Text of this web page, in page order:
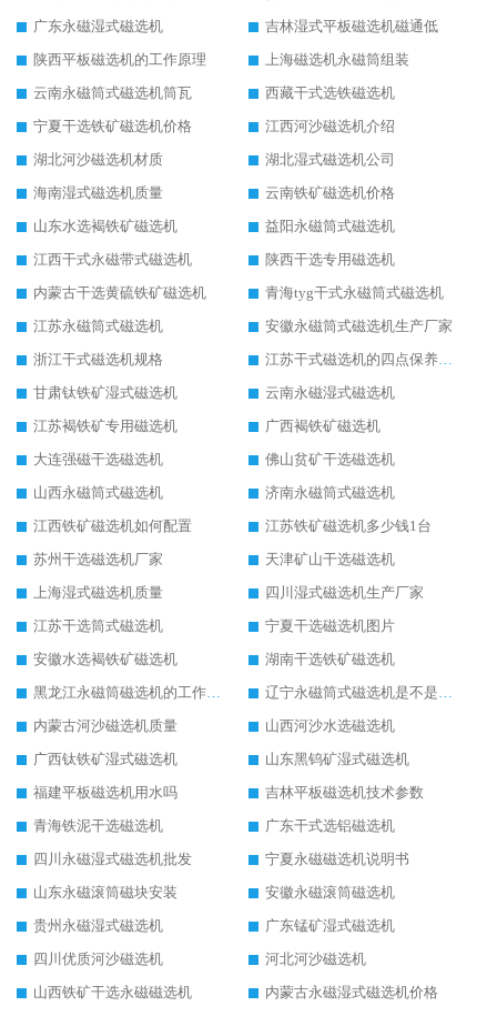
广东永磁湿式磁选机
吉林湿式平板磁选机磁通低
陕西平板磁选机的工作原理
上海磁选机永磁筒组装
云南永磁筒式磁选机筒瓦
西藏干式选铁磁选机
宁夏干选铁矿磁选机价格
江西河沙磁选机介绍
湖北河沙磁选机材质
湖北湿式磁选机公司
海南湿式磁选机质量
云南铁矿磁选机价格
山东水选褐铁矿磁选机
益阳永磁筒式磁选机
江西干式永磁带式磁选机
陕西干选专用磁选机
内蒙古干选黄硫铁矿磁选机
青海tyg干式永磁筒式磁选机
江苏永磁筒式磁选机
安徽永磁筒式磁选机生产厂家
浙江干式磁选机规格
江苏干式磁选机的四点保养秘籍
甘肃钛铁矿湿式磁选机
云南永磁湿式磁选机
江苏褐铁矿专用磁选机
广西褐铁矿磁选机
大连强磁干选磁选机
佛山贫矿干选磁选机
山西永磁筒式磁选机
济南永磁筒式磁选机
江西铁矿磁选机如何配置
江苏铁矿磁选机多少钱1台
苏州干选磁选机厂家
天津矿山干选磁选机
上海湿式磁选机质量
四川湿式磁选机生产厂家
江苏干选筒式磁选机
宁夏干选磁选机图片
安徽水选褐铁矿磁选机
湖南干选铁矿磁选机
黑龙江永磁筒磁选机的工作原理
辽宁永磁筒式磁选机是不是强磁
内蒙古河沙磁选机质量
山西河沙水选磁选机
广西钛铁矿湿式磁选机
山东黑钨矿湿式磁选机
福建平板磁选机用水吗
吉林平板磁选机技术参数
青海铁泥干选磁选机
广东干式选铝磁选机
四川永磁湿式磁选机批发
宁夏永磁磁选机说明书
山东永磁滚筒磁块安装
安徽永磁滚筒磁选机
贵州永磁湿式磁选机
广东锰矿湿式磁选机
四川优质河沙磁选机
河北河沙磁选机
山西铁矿干选永磁磁选机
内蒙古永磁湿式磁选机价格